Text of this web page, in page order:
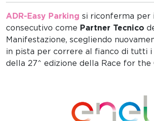
ADR-Easy Parking si riconferma per
consecutivo come Partner Tecnico
Manifestazione, scegliendo
in pista per correre al fianco di tutti
della 27^ edizione della Race for the